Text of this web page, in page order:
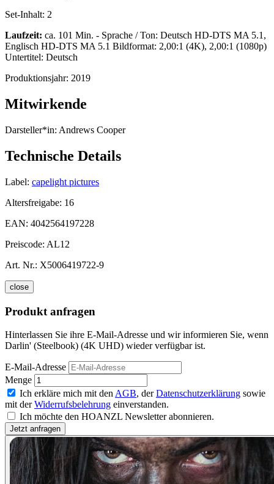
Set-Inhalt: 2
Laufzeit: ca. 101 Min. - Sprache / Ton: Deutsch HD-DTS MA 5.1,
Englisch HD-DTS MA 5.1 Bildformat: 2,00:1 (4K), 2,00:1 (1080p)
Untertitel: Deutsch
Produktionsjahr: 2019
Mitwirkende
Darsteller*in: Andrews Cooper
Technische Details
Label: capelight pictures
Altersfreigabe: 16
EAN: 4042564197228
Preiscode: AL12
Art. Nr.: X5006419722-9
close
Produkt anfragen
Hinterlassen Sie ihre E-Mail-Adresse und wir informieren Sie, wenn
Darlin' (Steelbook) (4K UHD) wieder verfügbar ist.
E-Mail-Adresse
Menge
Ich erkläre mich mit den AGB, derDatenschutzerklärung sowie
mit derWiderrufsbelehrung einverstanden.
Ich möchte den HOANZL Newsletter abonnieren.